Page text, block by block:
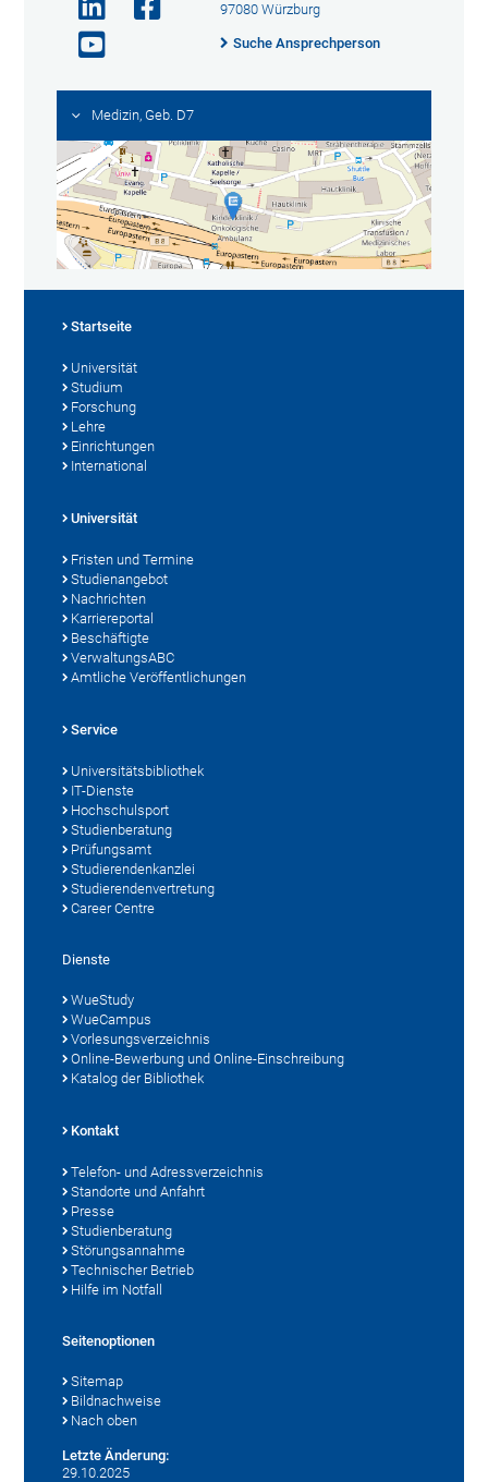
97080 Würzburg
Suche Ansprechperson
Medizin, Geb. D7
Startseite
Universität
Studium
Forschung
Lehre
Einrichtungen
International
Universität
Fristen und Termine
Studienangebot
Nachrichten
Karriereportal
Beschäftigte
VerwaltungsABC
Amtliche Veröffentlichungen
Service
Universitätsbibliothek
IT-Dienste
Hochschulsport
Studienberatung
Prüfungsamt
Studierendenkanzlei
Studierendenvertretung
Career Centre
Dienste
WueStudy
WueCampus
Vorlesungsverzeichnis
Online-Bewerbung und Online-Einschreibung
Katalog der Bibliothek
Kontakt
Telefon- und Adressverzeichnis
Standorte und Anfahrt
Presse
Studienberatung
Störungsannahme
Technischer Betrieb
Hilfe im Notfall
Seitenoptionen
Sitemap
Bildnachweise
Nach oben
Letzte Änderung:
29.10.2025